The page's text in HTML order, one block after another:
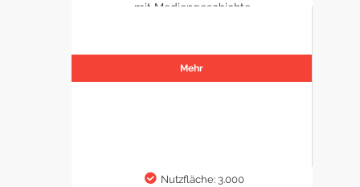
mit Mediengeschichte
Mehr
Nutzfläche: 3.000